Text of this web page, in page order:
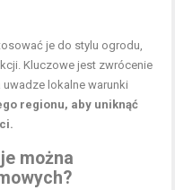
je do stylu ogrodu,
Kluczowe jest zwrócenie
uwadze lokalne warunki
regionu, aby uniknąć
można